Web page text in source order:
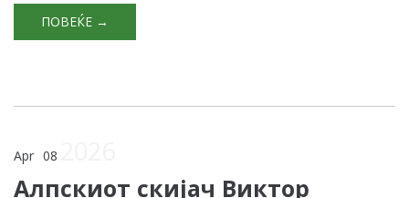
ПОВЕЌЕ →
Apr 08
Алпскиот скијач Виктор